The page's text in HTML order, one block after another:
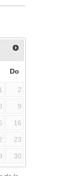
Do
2
9
16
23
30